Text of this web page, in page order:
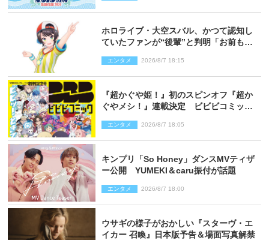
ホロライブ・大空スバル、かつて認知し
ていたファンが“後輩”と判明「お前もし
エンタメ 2026/8/7 18:15
『超かぐや姫！』初のスピンオフ『超か
ぐやメシ！』連載決定 ビビビコミック
エンタメ 2026/8/7 18:05
キンプリ「So Honey」ダンスMVティザ
ー公開 YUMEKI＆caru振付が話題
エンタメ 2026/8/7 18:00
ウサギの様子がおかしい『スターヴ・エ
イカー 召喚』日本版予告＆場面写真解禁